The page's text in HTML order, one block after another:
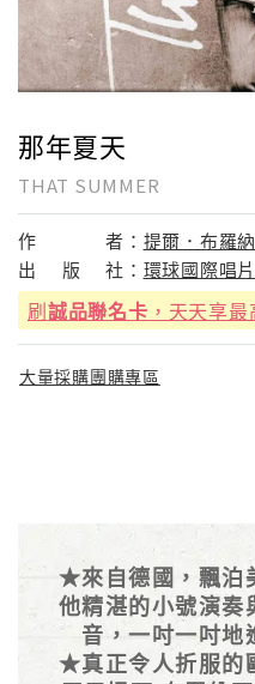
那年夏天
THAT SUMMER
作 者： 提爾．布羅
出
版 社： 環球國際唱
刷誠品聯名卡 ，天天享
大量採購團購專區
★來自德國，飄泊
他精湛的小號演奏
音，一吋一吋地
★真正令人折服的